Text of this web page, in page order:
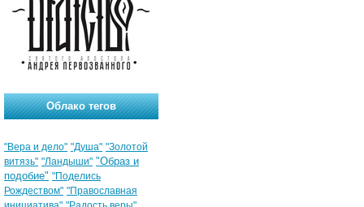
Облако тегов
"Вера и дело" "Душа" "Золотой
витязь" "Ландыши" "Образ и
подобие" "Поделись
Рождеством" "Православная